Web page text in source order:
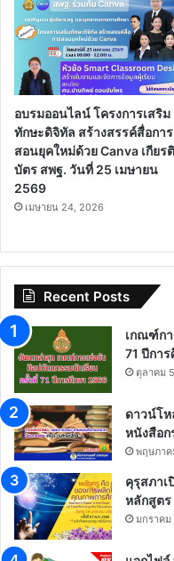
อบรมออนไลน์ โครงการเสริม
ทักษะดิจิทัล สร้างสรรค์สื่อการ
สอนยุคใหม่ด้วย Canva เกียรติ
บัตร สพฐ. วันที่ 25 เมษายน
2569
เมษายน 24, 2026
Recent Posts
เกณฑ์ก
71 ปีกา
ตุลาคม
ดาวน์โ
หนังสือก
พฤษภา
คุรุสภา
หลักสูตร
มกราคม